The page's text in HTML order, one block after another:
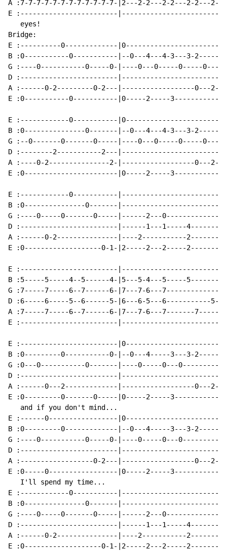
A :7-7-7-7-7-7-7-7-7-7-7-7-|2---2-2---2-2---2-2---2-|
E :------------------------|------------------------|
   eyes!
Bridge:
E :----------0-------------|0-----------------------|
B :0-----------0-----------|--0---4---4-3---3-2-----|
G :----0-----------0-----0-|----0---0-----0-----0---|
D :------------------------|------------------------|
A :------0-2---------0-2---|------------------0---2-|
E :0-----------0-----------|0-----2-----3-----------|
E :------------0-----------|0-----------------------|
B :0---------------0-------|--0---4---4-3---3-2-----|
G :--0-------0-------0-----|----0---0-----0-----0---|
D :--------2-----------2---|------------------------|
A :----0-2---------------2-|------------------0---2-|
E :0-----------------------|0-----2-----3-----------|
E :------------0-----------|------------------------|
B :0---------------0-------|------------------------|
G :----0-----0-------0-----|------2---0-------------|
D :------------------------|------1---1-----4-------|
A :------0-2---------------|----2-----------2-------|
E :0-------------------0-1-|2-----2---2-----2-------|
E :------------------------|------------------------|
B :5-----5-----4--5------4-|5---5-4---5-----5-------|
G :7-----7-----6--7------6-|7---7-6---7-------------|
D :6-----6-----5--6------5-|6---6-5---6-----------5-|
A :7-----7-----6--7------6-|7---7-6---7-------7-----|
E :------------------------|------------------------|
E :------------------------|0-----------------------|
B :0---------0-----------0-|--0---4-----3---3-2-----|
G :0---0-----------0-------|----0-----0---0---------|
D :------------------------|------------------------|
A :------0---2-------------|------------------0---2-|
E :0---------0-------0-----|0-----2-----3-----------|
   and if you don't mind...
E :------0-----------------|0-----------------------|
B :0---------0-------------|--0---4-----3---3-2-----|
G :----0-----------0-----0-|----0-----0---0---------|
D :------------------------|------------------------|
A :------------------0-2---|------------------0---2-|
E :0-----0-----------------|0-----2-----3-----------|
   I'll spend my time...
E :------------0-----------|------------------------|
B :0---------------0-------|------------------------|
G :----0-----0-------0-----|------2---0-------------|
D :------------------------|------1---1-----4-------|
A :------0-2---------------|----2-----------2-------|
E :0-------------------0-1-|2-----2---2-----2-------|